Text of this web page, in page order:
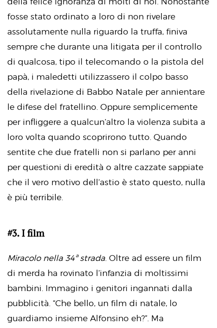
fosse stato ordinato a loro di non rivelare
assolutamente nulla riguardo la truffa, finiva
sempre che durante una litigata per il controllo
di qualcosa, tipo il telecomando o la pistola del
papà, i maledetti utilizzassero il colpo basso
della rivelazione di Babbo Natale per annientare
le difese del fratellino. Oppure semplicemente
per infliggere a qualcun’altro la violenza subita a
loro volta quando scoprirono tutto. Quando
sentite che due fratelli non si parlano per anni
per questioni di eredità o altre cazzate sappiate
che il vero motivo dell’astio è stato questo, nulla
è più terribile.
#3. I film
Miracolo nella 34ª strada. Oltre ad essere un film
di merda ha rovinato l’infanzia di moltissimi
bambini. Immagino i genitori ingannati dalla
pubblicità. “Che bello, un film di natale, lo
guardiamo insieme Alfonsino eh?”. Ma